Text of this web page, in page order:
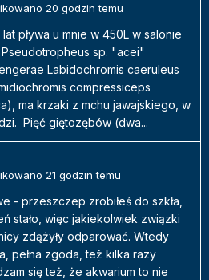
20 godzin temu
pływa u mnie w 450L w salonie
sp. "acei"
Labidochromis caeruleus
compressiceps
ma krzaki z mchu jawajskiego, w
Pięć giętozębów (dwa...
21 godzin temu
- przeszczep zrobiłeś do szkła,
stało, więc jakiekolwiek związki
zdążyły odparować. Wtedy
pełna zgoda, też kilka razy
się też, że akwarium to nie